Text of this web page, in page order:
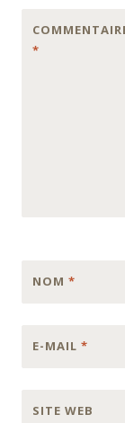
*
NOM *
E-MAIL *
SITE WEB